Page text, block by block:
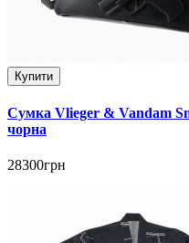
Купити
Сумка Vlieger & Vandam
чорна
28300грн